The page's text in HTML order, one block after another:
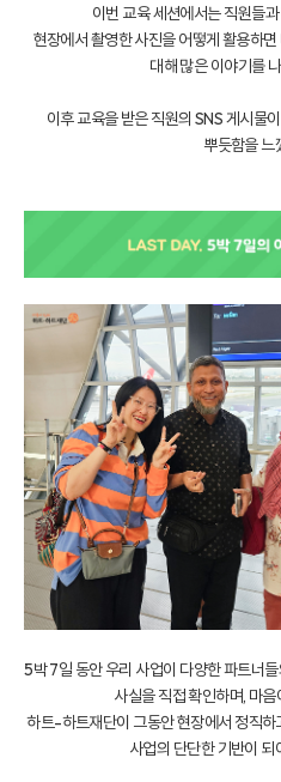
이번 교육 세션에서는 직원들
현장에서 촬영한 사진을 어떻게 활용하
대해 많은 이야기를
이후 교육을 받은 직원의 SNS 게시물
뿌듯함을 느
5박 7일 동안 우리 사업이 다양한 파트너
사실을 직접 확인하며, 마
하트-하트재단이 그동안 현장에서 정직
사업의 단단한 기반이